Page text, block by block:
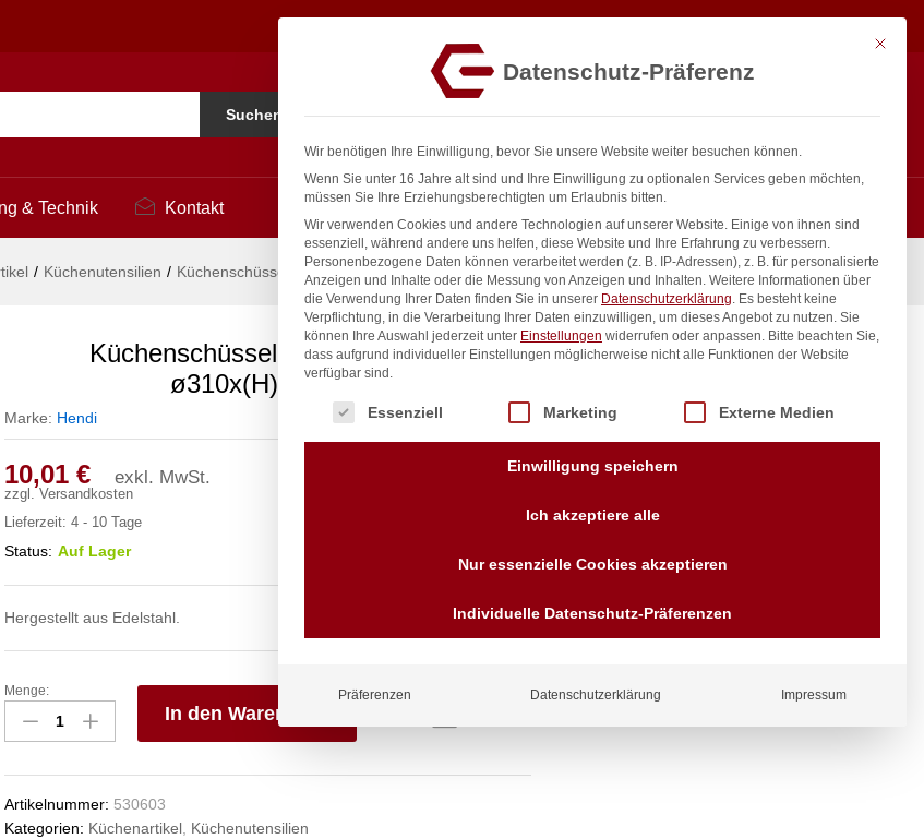
Suchen
& Technik Kontakt
/ Küchenutensilien / Küchenschüssel, HENDI, 4,4L, ø310x(H)107mm
Küchenschüssel, HENDI, 4,4L,
ø310x(H)107mm
Marke: Hendi
10,01 € exkl. MwSt.
zzgl. Versandkosten
Lieferzeit: 4 - 10 Tage
Status: Auf Lager
Hergestellt aus Edelstahl.
Küchenschüssel,
HENDI,
4,4L,
Menge:
In den Warenkorb
Artikelnummer: 530603
Kategorien: Küchenartikel, Küchenutensilien
inkl. / exkl. MwSt.
Anfragen
Wir sind seit über 40 Jahren
für Sie da
Vorrauskasse Paypal,
Kreditkarte, Direkt
10,01€ exkl. MwSt. In den Warenkorb
Mit
Datenschutz-Präferenz
Wir benötigen Ihre Einwilligung, bevor Sie unsere Website weiter besuchen können.
Wenn Sie unter 16 Jahre alt sind und Ihre Einwilligung zu optionalen Services geben möchten,
müssen Sie Ihre Erziehungsberechtigten um Erlaubnis bitten.
Wir verwenden Cookies und andere Technologien auf unserer Website. Einige von ihnen sind
essenziell, während andere uns helfen, diese Website und Ihre Erfahrung zu verbessern.
Personenbezogene Daten können verarbeitet werden (z. B. IP-Adressen), z. B. für personalisierte
Anzeigen und Inhalte oder die Messung von Anzeigen und Inhalten. Weitere Informationen über
die Verwendung Ihrer Daten finden Sie in unserer Datenschutzerklärung. Es besteht keine
Verpflichtung, in die Verarbeitung Ihrer Daten einzuwilligen, um dieses Angebot zu nutzen. Sie
können Ihre Auswahl jederzeit unter Einstellungen widerrufen oder anpassen. Bitte beachten Sie,
dass aufgrund individueller Einstellungen möglicherweise nicht alle Funktionen der Website
verfügbar sind.
Es folgt eine Liste der Service-Gruppen, für die eine Einwilligung erteilt werden kann.
Essenziell Marketing Externe Medien
Einwilligung speichern
Ich akzeptiere alle
Nur essenzielle Cookies akzeptieren
Individuelle Datenschutz-Präferenzen
Präferenzen Datenschutzerklärung Impressum